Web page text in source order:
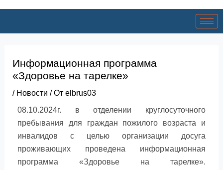
Информационная программа
«Здоровье на тарелке»
/ Новости / От elbrus03
08.10.2024г. в отделении круглосуточного
пребывания для граждан пожилого возраста и
инвалидов с целью организации досуга
проживающих проведена информационная
программа «Здоровье на тарелке».